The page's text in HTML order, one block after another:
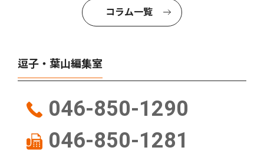
コラム一覧
逗子・葉山編集室
046-850-1290
046-850-1281